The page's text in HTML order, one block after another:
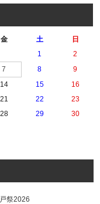
金 土 日
1
2
7 8
9
14 15
16
21 22
23
28 29
30
祭2026